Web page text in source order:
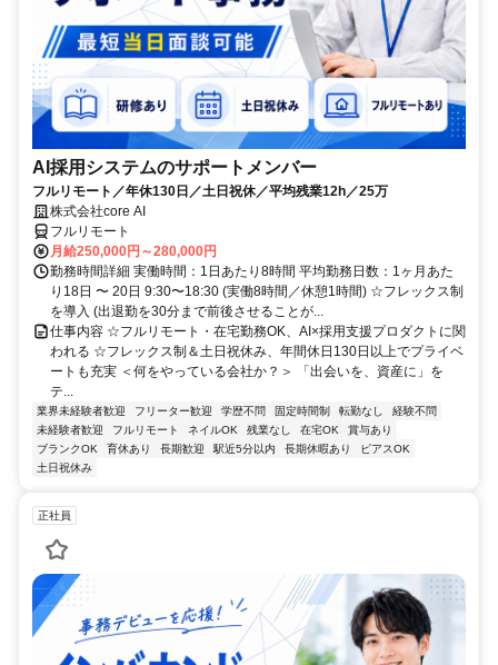
AI採用システムのサポートメンバー
フルリモート／年休130日／土日祝休／平均残業12h／25万
株式会社core AI
フルリモート
月給250,000円～280,000円
勤務時間詳細 実働時間：1日あたり8時間 平均勤務日数：1ヶ月あた
り18日 〜 20日 9:30〜18:30 (実働8時間／休憩1時間) ☆フレックス制
を導入 (出退勤を30分まで前後させることが...
仕事内容 ☆フルリモート・在宅勤務OK、AI×採用支援プロダクトに関
われる ☆フレックス制＆土日祝休み、年間休日130日以上でプライベ
ートも充実 ＜何をやっている会社か？＞ 「出会いを、資産に」を
テ...
業界未経験者歓迎 フリーター歓迎 学歴不問 固定時間制 転勤なし
経験不問
未経験者歓迎
フルリモート ネイルOK 残業なし 在宅OK
賞与あり
ブランクOK
育休あり 長期歓迎 駅近5分以内 長期休暇あり
ピアスOK
土日祝休み
正社員